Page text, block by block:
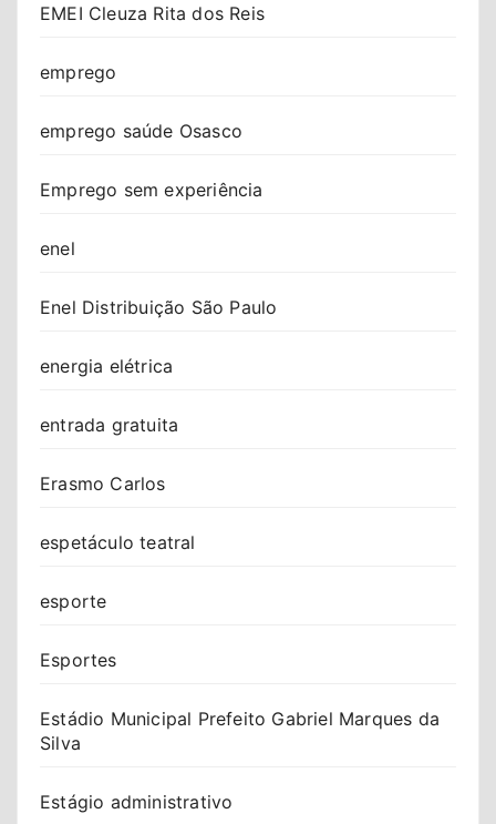
EMEI Cleuza Rita dos Reis
emprego
emprego saúde Osasco
Emprego sem experiência
enel
Enel Distribuição São Paulo
energia elétrica
entrada gratuita
Erasmo Carlos
espetáculo teatral
esporte
Esportes
Estádio Municipal Prefeito Gabriel Marques da
Silva
Estágio administrativo